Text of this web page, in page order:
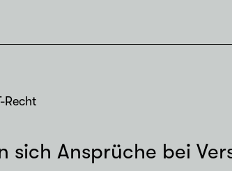
Recht
sich Ansprüche bei